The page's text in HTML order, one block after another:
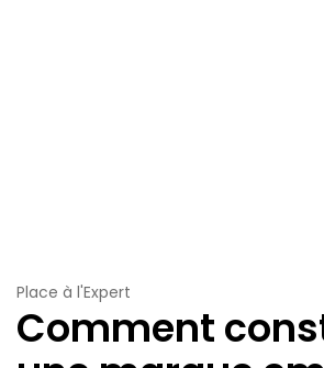
Place à l'Expert
Comment